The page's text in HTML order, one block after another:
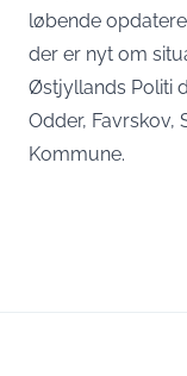
løbende
der er nyt om
Østjyllands Politi
Odder,
Kommune.